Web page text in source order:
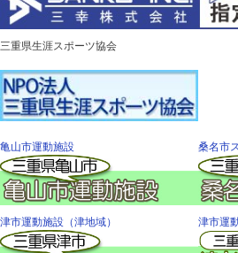
三重県生涯スポーツ協会